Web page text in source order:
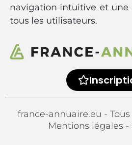
navigation intuitive et une
tous les utilisateurs.
france-annuaire.eu -
Mentions légales -